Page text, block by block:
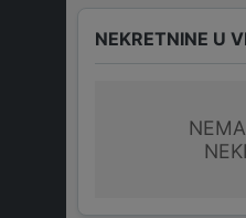
NEKRETNINE U